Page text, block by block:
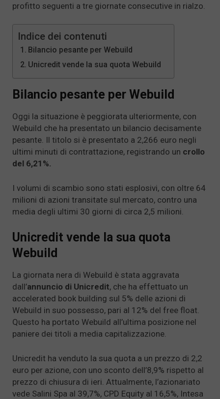
profitto seguenti a tre giornate consecutive in rialzo.
Indice dei contenuti
Bilancio pesante per Webuild
Unicredit vende la sua quota Webuild
Bilancio pesante per Webuild
Oggi la situazione è peggiorata ulteriormente, con
Webuild che ha presentato un bilancio decisamente
pesante. Il titolo si è presentato a 2,266 euro negli
ultimi minuti di contrattazione, registrando un crollo
del 6,21%.
I volumi di scambio sono stati esplosivi, con oltre 64
milioni di azioni transitate sul mercato, contro una
media degli ultimi 30 giorni di circa 2,5 milioni.
Unicredit vende la sua quota
Webuild
La giornata nera di Webuild è stata aggravata
dall’annuncio di Unicredit, che ha effettuato un
accelerated book building sul 5% delle azioni di
Webuild in suo possesso, pari al 12% del free float.
Questo ha portato Webuild all’ultima posizione nel
paniere dei titoli a media capitalizzazione.
Unicredit ha venduto la sua quota a un prezzo di 2,2
euro per azione, con uno sconto dell’8,9% rispetto al
prezzo di chiusura di ieri. Attualmente, l’azionariato
vede Salini Spa al 39,7%, CPD Equity al 16,5%, Intesa